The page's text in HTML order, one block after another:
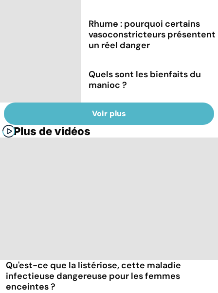
Rhume : pourquoi certains
vasoconstricteurs présentent
un réel danger
Quels sont les bienfaits du
manioc ?
Voir plus
Plus de vidéos
Qu'est-ce que la listériose, cette maladie
infectieuse dangereuse pour les femmes
enceintes ?